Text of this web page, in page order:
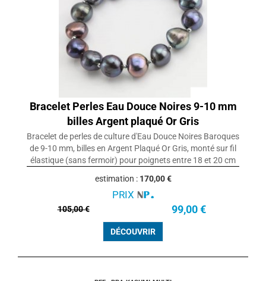
Bracelet Perles Eau Douce Noires 9-10 mm
billes Argent plaqué Or Gris
Bracelet de perles de culture d'Eau Douce Noires Baroques
de 9-10 mm, billes en Argent Plaqué Or Gris, monté sur fil
élastique (sans fermoir) pour poignets entre 18 et 20 cm
estimation : 170,00 €
PRIX
105,00 € 99,00 €
DÉCOUVRIR